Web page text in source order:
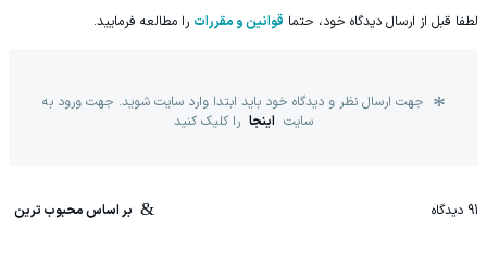
لطفا قبل از ارسال دیدگاه خود، حتما قوانین و مقررات را مطالعه فرمایید.
جهت ارسال نظر و دیدگاه خود باید ابتدا وارد سایت شوید. جهت ورود به
سایت اینجا را کلیک کنید
91 دیدگاه بر اساس محبوب ترین